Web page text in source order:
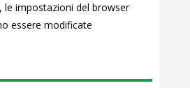
le impostazioni del browser
essere modificate